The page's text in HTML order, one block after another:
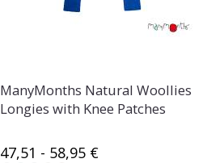
ManyMonths Natural Woollies
Longies with Knee Patches
47,51 - 58,95 €